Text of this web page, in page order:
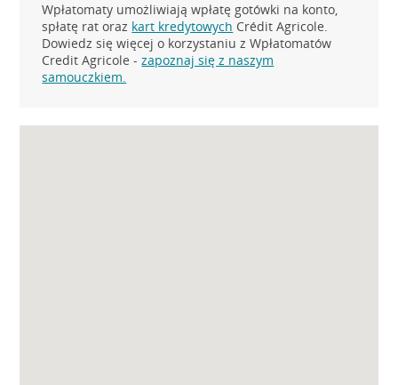
Wpłatomaty umożliwiają wpłatę gotówki na konto,
spłatę rat oraz kart kredytowych Crédit Agricole.
Dowiedz się więcej o korzystaniu z Wpłatomatów
Credit Agricole -zapoznaj się z naszym
samouczkiem.